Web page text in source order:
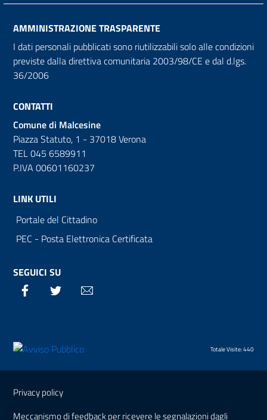
AMMINISTRAZIONE TRASPARENTE
I dati personali pubblicati sono riutilizzabili solo alle condizioni
previste dalla direttiva comunitaria 2003/98/CE e dal d.lgs.
36/2006
CONTATTI
Comune di Malcesine
Piazza Statuto, 1 - 37018 Verona
TEL 045 6589911
P.IVA 00601160237
LINK UTILI
Portale del Cittadino
PEC - Posta Elettronica Certificata
SEGUICI SU
Facebook Twitter
Totale Visite: 440
Sezione Link Utili
Privacy policy
Meccanismo di feedback per ricevere le segnalazioni dagli